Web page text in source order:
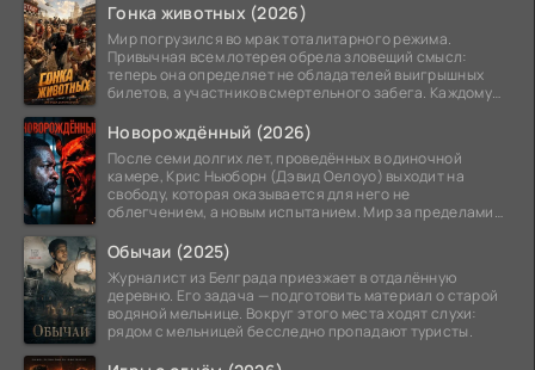
Гонка животных (2026)
Мир погрузился во мрак тоталитарного режима.
Привычная всем лотерея обрела зловещий смысл:
теперь она определяет не обладателей выигрышных
билетов, а участников смертельного забега. Каждому
Новорождённый (2026)
После семи долгих лет, проведённых в одиночной
камере, Крис Ньюборн (Дэвид Оелоуо) выходит на
свободу, которая оказывается для него не
облегчением, а новым испытанием. Мир за пределами
Обычаи (2025)
Журналист из Белграда приезжает в отдалённую
деревню. Его задача — подготовить материал о старой
водяной мельнице. Вокруг этого места ходят слухи:
рядом с мельницей бесследно пропадают туристы.